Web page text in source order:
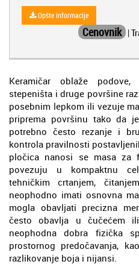
Opšte informacije
Cenovnik |
Keramičar oblaže
stepeništa i druge površine
posebnim lepkom ili vezuje
priprema površinu tako da
potrebno često rezanje i
kontrola pravilnosti
pločica nanosi se masa za
povezuju u kompaktnu
tehničkim crtanjem,
neophodno imati osnovna
mogla obavljati precizna
često obavlja u čučećem
neophodna dobra fizička
prostornog predočavanja,
razlikovanje boja i nijansi.